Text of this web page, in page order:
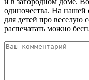
одиночества. На нашей
для детей про веселую
распечатать можно